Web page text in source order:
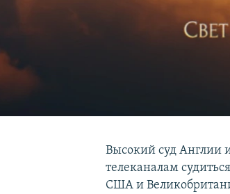
Высокий суд Англии
телеканалам
США и